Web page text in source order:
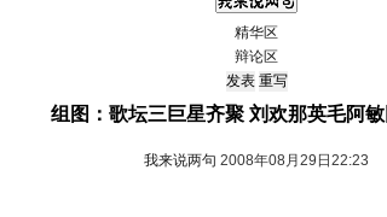
精华区
辩论区
组图：歌坛三巨星齐聚 刘欢那英毛阿
我来说两句 2008年08月29日22:23